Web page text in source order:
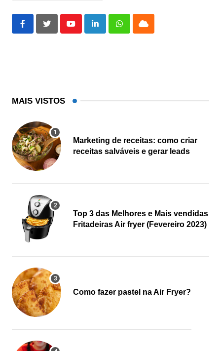
YoutubeLinkedInWhatsappCloud
MAIS VISTOS
Marketing de receitas: como criar
receitas salváveis e gerar leads
Top 3 das Melhores e Mais vendidas
Fritadeiras Air fryer (Fevereiro 2023)
Como fazer pastel na Air Fryer?